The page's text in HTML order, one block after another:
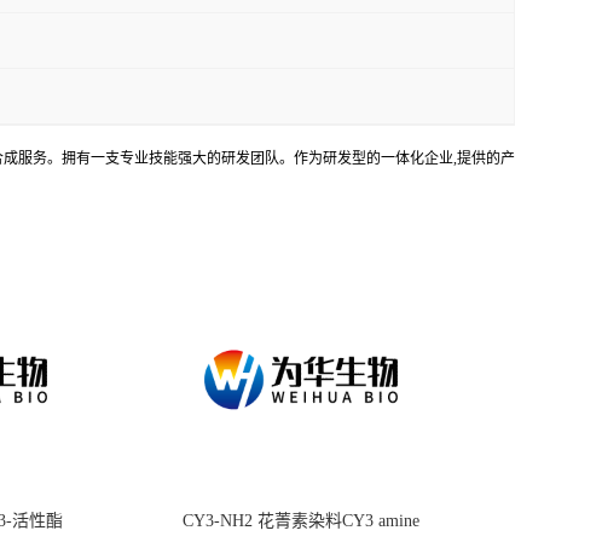
服务。拥有一支专业技能强大的研发团队。作为研发型的一体化企业,提供的产
活性酯 CY3-NH2 花菁素染料CY3 amine